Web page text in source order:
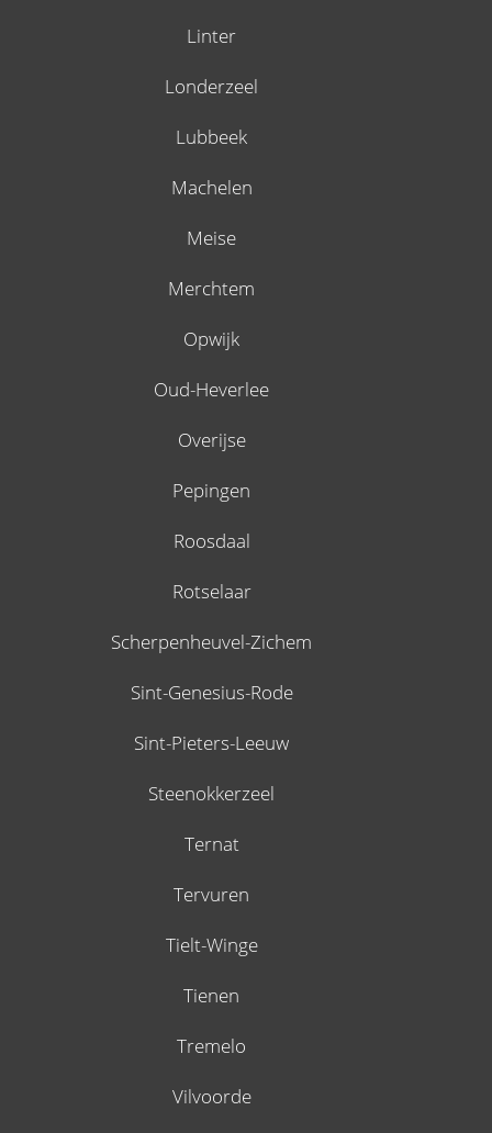
Linter
Londerzeel
Lubbeek
Machelen
Meise
Merchtem
Opwijk
Oud-Heverlee
Overijse
Pepingen
Roosdaal
Rotselaar
Scherpenheuvel-Zichem
Sint-Genesius-Rode
Sint-Pieters-Leeuw
Steenokkerzeel
Ternat
Tervuren
Tielt-Winge
Tienen
Tremelo
Vilvoorde